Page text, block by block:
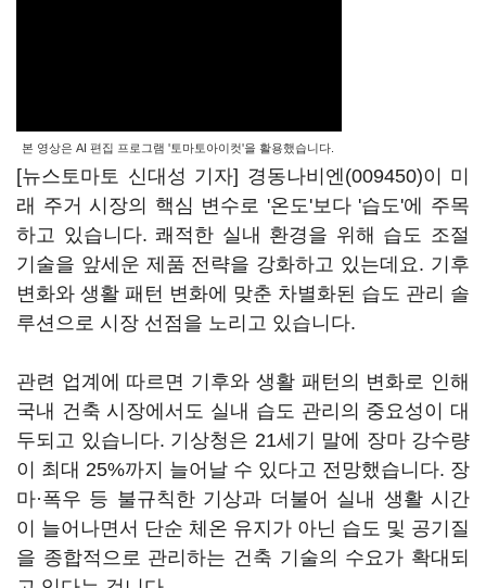
본 영상은 AI 편집 프로그램 '토마토아이컷'을 활용했습니다.
[뉴스토마토 신대성 기자] 경동나비엔(009450)이 미
래 주거 시장의 핵심 변수로 '온도'보다 '습도'에 주목
하고 있습니다. 쾌적한 실내 환경을 위해 습도 조절
기술을 앞세운 제품 전략을 강화하고 있는데요. 기후
변화와 생활 패턴 변화에 맞춘 차별화된 습도 관리 솔
루션으로 시장 선점을 노리고 있습니다.
관련 업계에 따르면 기후와 생활 패턴의 변화로 인해
국내 건축 시장에서도 실내 습도 관리의 중요성이 대
두되고 있습니다. 기상청은 21세기 말에 장마 강수량
이 최대 25%까지 늘어날 수 있다고 전망했습니다. 장
마·폭우 등 불규칙한 기상과 더불어 실내 생활 시간
이 늘어나면서 단순 체온 유지가 아닌 습도 및 공기질
을 종합적으로 관리하는 건축 기술의 수요가 확대되